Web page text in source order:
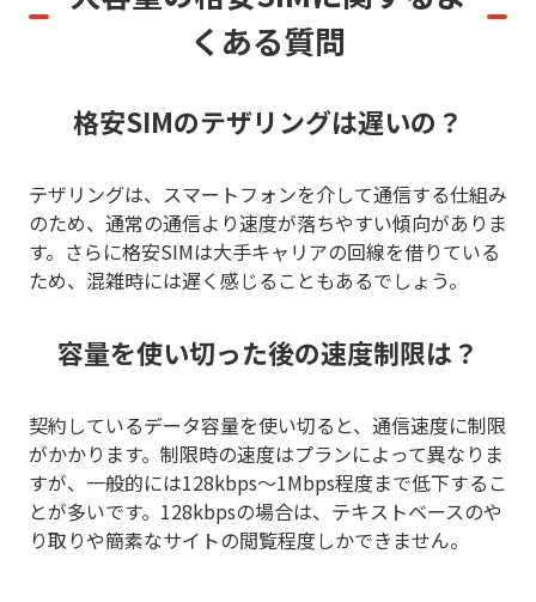
くある質問
格安SIMのテザリングは遅いの？
テザリングは、スマートフォンを介して通信する仕組み
のため、通常の通信より速度が落ちやすい傾向がありま
す。さらに格安SIMは大手キャリアの回線を借りている
ため、混雑時には遅く感じることもあるでしょう。
容量を使い切った後の速度制限は？
契約しているデータ容量を使い切ると、通信速度に制限
がかかります。制限時の速度はプランによって異なりま
すが、一般的には128kbps〜1Mbps程度まで低下するこ
とが多いです。128kbpsの場合は、テキストベースのや
り取りや簡素なサイトの閲覧程度しかできません。